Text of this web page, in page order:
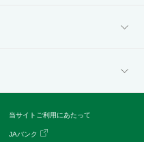
当サイトご利用にあたって
JAバンク